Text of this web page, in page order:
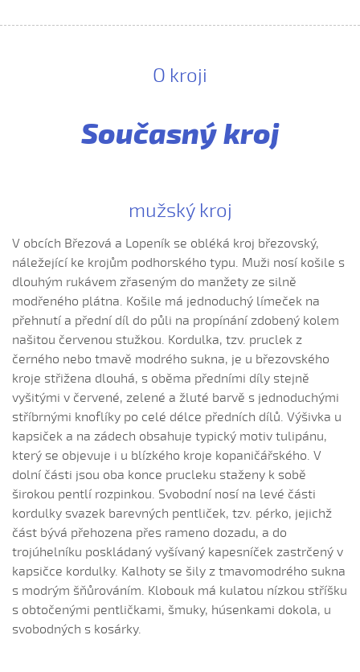
Ej oře, oře pánú pacholek (Kristýna Macková, 2009)
Ej, padá, padá rosička (Kateřina Koníčková, 2004)
Ej, počkaj, Juro, Jane (Klára Elsnerová, 2008)
Ej, rozmarýn, rozmarýn...
Eště byly štyry týdně do hodů
Eště jednú
Fialenko modrá...
Fialenko modrá, co nemožeš
Haj, husičky, haj (Helena Šťastná, 2008)
Hnalo dívča krávy (Čevelová Adéla, 2008)
Hnalo dívča krávy, hnalo (Jolana Sedlářová, 2017)
Hnalo dívča krávy (Jana Gabrielová, 2010)
Hnalo dívča krávy (Kristýna Menšíková, 2013)
Hnalo dívča krávy (Lucie Němečková, 2013)
Hnalo dívča krávy (Nora Ondrová, 2014)
Hoja, hoja, hoja (Iva Bedřichová, 2005)
Hoja, hoja, hoja (Kateřina Hruščáková, 2008)
Hoja, hoja, hoja (Valerie Šabršulová, 2009)
Hopaj hop...
Hopaj hop, hopaj hop
Hore ňú, dole ňú
Hradišťu, Hradišťu (Dominika Musilová, 2009)
O kroji
Současný kroj
mužský kroj
V obcích Březová a Lopeník se obléká kroj březovský,
náležející ke krojům podhorského typu. Muži nosí košile s
dlouhým rukávem zřaseným do manžety ze silně
modřeného plátna. Košile má jednoduchý límeček na
přehnutí a přední díl do půli na propínání zdobený kolem
našitou červenou stužkou. Kordulka, tzv. pruclek z
černého nebo tmavě modrého sukna, je u březovského
kroje střižena dlouhá, s oběma předními díly stejně
vyšitými v červené, zelené a žluté barvě s jednoduchými
stříbrnými knoflíky po celé délce předních dílů. Výšivka u
kapsiček a na zádech obsahuje typický motiv tulipánu,
který se objevuje i u blízkého kroje kopaničářského. V
dolní části jsou oba konce prucleku staženy k sobě
širokou pentlí rozpinkou. Svobodní nosí na levé části
kordulky svazek barevných pentliček, tzv. pérko, jejichž
část bývá přehozena přes rameno dozadu, a do
trojúhelníku poskládaný vyšívaný kapesníček zastrčený v
kapsičce kordulky. Kalhoty se šily z tmavomodrého sukna
s modrým šňůrováním. Klobouk má kulatou nízkou stříšku
s obtočenými pentličkami, šmuky, húsenkami dokola, u
svobodných s kosárky.